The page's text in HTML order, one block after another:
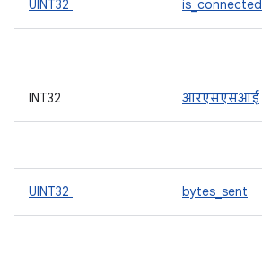
UINT32 is_connected
INT32 आरएसएसआई
UINT32 bytes_sent